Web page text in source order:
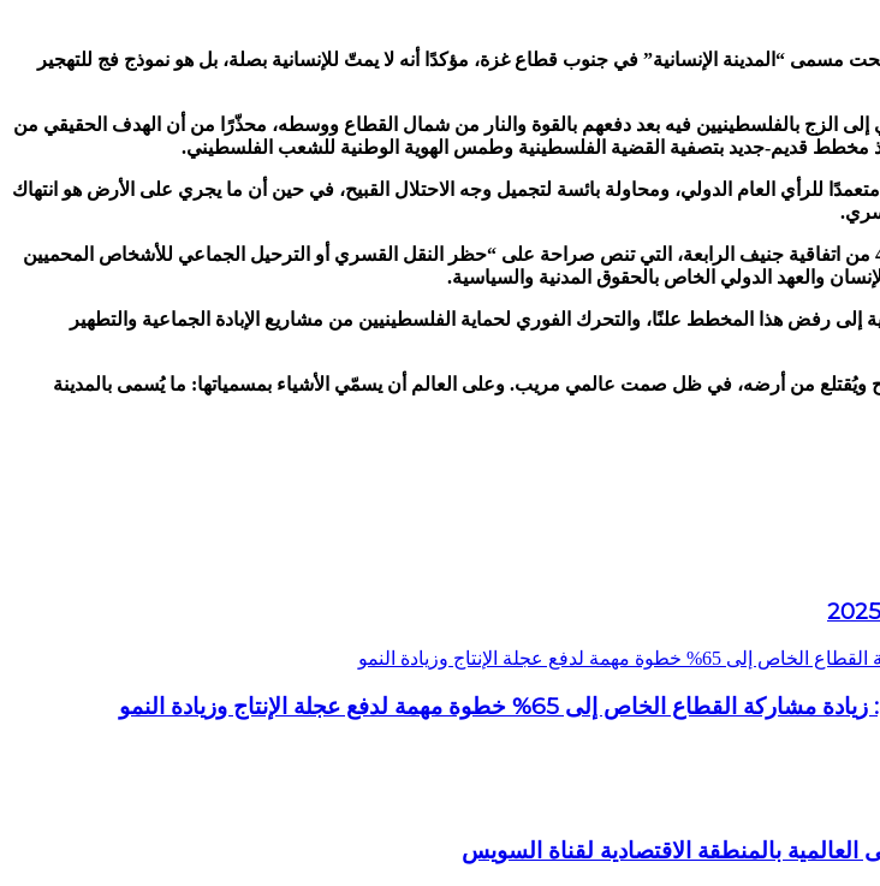
مسمى “المدينة الإنسانية” في جنوب قطاع غزة، مؤكدًا أنه لا يمتّ للإنسانية بصلة، بل هو نموذج فج للتهجير
الزج بالفلسطينيين فيه بعد دفعهم بالقوة والنار من شمال القطاع ووسطه، محذّرًا من أن الهدف الحقيقي من
مخطط قديم-جديد بتصفية القضية الفلسطينية وطمس الهوية الوطنية للشعب الفلسطيني.
للرأي العام الدولي، ومحاولة بائسة لتجميل وجه الاحتلال القبيح، في حين أن ما يجري على الأرض هو انتهاك
وأضاف الشهابي أن الاحتلال الإسرائيلي، بمخطط المدينة الإنسانية، يخرق بشكل مباشر المادة 49 من اتفاقية جنيف الرابعة، التي تنص صراحة على “حظر النقل القسري أو الترحيل الجماعي للأشخاص المحميين
والعهد الدولي الخاص بالحقوق المدنية والسياسية.
إلى رفض هذا المخطط علنًا، والتحرك الفوري لحماية الفلسطينيين من مشاريع الإبادة الجماعية والتطهير
ويُقتلع من أرضه، في ظل صمت عالمي مريب. وعلى العالم أن يسمّي الأشياء بمسمياتها: ما يُسمى بالمدينة
الإنتاج وزيادة النمو
خطوة مهمة لدفع عجلة الإنتاج وزيادة النمو
بالمنطقة الاقتصادية لقناة السويس